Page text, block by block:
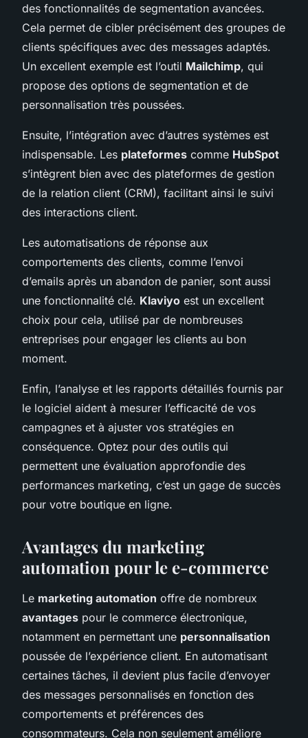
des fonctionnalités de segmentation avancées.
Cela permet de cibler précisément des groupes de
clients spécifiques avec des messages adaptés.
Un excellent exemple est l’outil Mailchimp, qui
propose des options de segmentation et de
personnalisation très poussées.
Ensuite, l’intégration avec d’autres systèmes est
indispensable. Les plateformes comme HubSpot
s’intègrent bien avec des plateformes de gestion
de la relation client (CRM), facilitant ainsi le suivi
des interactions client.
Les automatisations de réponse aux
comportements des clients, comme l’envoi
d’emails après un abandon de panier, sont aussi
une fonctionnalité clé. Klaviyo est un excellent
choix pour cela, utilisé par de nombreuses
entreprises pour engager les clients au bon
moment.
Enfin, l’analyse et les rapports détaillés fournis par
le logiciel aident à mesurer l’efficacité de vos
campagnes et à ajuster vos stratégies en
conséquence. Optez pour des outils qui
permettent une évaluation approfondie des
performances marketing, c’est un gage de succès
pour votre boutique en ligne.
Avantages du marketing
automation pour le e-commerce
Le marketing automation offre de nombreux
avantages pour le commerce électronique,
notamment en permettant une personnalisation
poussée de l’expérience client. En automatisant
certaines tâches, il devient plus facile d’envoyer
des messages personnalisés en fonction des
comportements et préférences des
consommateurs. Cela non seulement améliore